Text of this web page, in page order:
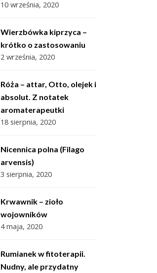
10 września, 2020
Wierzbówka kiprzyca –
krótko o zastosowaniu
2 września, 2020
Róża – attar, Otto, olejek i
absolut. Z notatek
aromaterapeutki
18 sierpnia, 2020
Nicennica polna (Filago
arvensis)
3 sierpnia, 2020
Krwawnik – zioło
wojowników
4 maja, 2020
Rumianek w fitoterapii.
Nudny, ale przydatny